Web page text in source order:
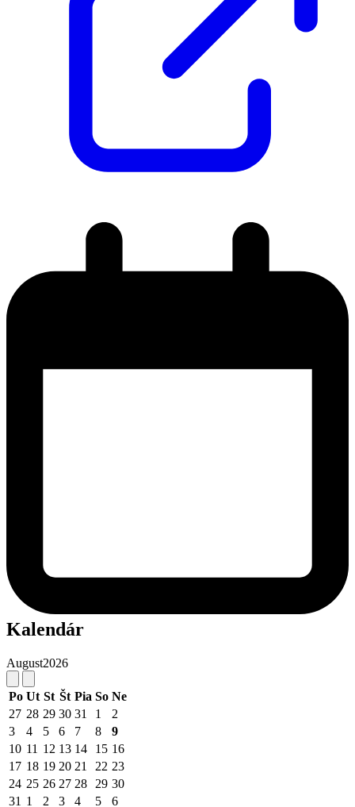
Kalendár
August2026
Po Ut St Št Pia So Ne
27 28 29 30 31 1
2
3
4 5 6 7 8
9
10 11 12 13 14 15 16
17 18 19 20 21 22 23
24 25 26 27 28 29 30
31 1 2 3 4 5 6